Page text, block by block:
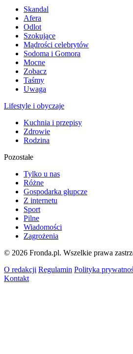
Skandal
Afera
Odlot
Szokujące
Mądrości celebrytów
Sodoma i Gomora
Mocne
Zobacz
Taśmy
Uwaga
Lifestyle i obyczaje
Kuchnia i przepisy
Zdrowie
Rodzina
Pozostałe
Tylko u nas
Różne
Gospodarka głupcze
Z internetu
Sport
Pilne
Wiadomości
Zagrożenia
© 2026 Fronda.pl. Wszelkie prawa
O redakcji Regulamin Polityka
Kontakt